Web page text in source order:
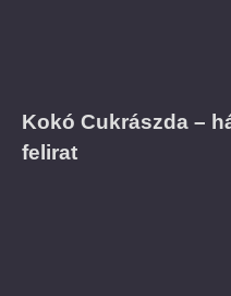
Kokó Cukrászda –
felirat